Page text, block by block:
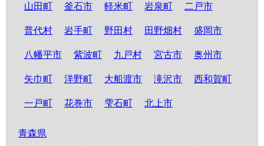
山田町 釜石市 軽米町 岩泉町 二戸市
普代村 岩手町 野田村 田野畑村 盛岡市
八幡平市 紫波町 九戸村 宮古市 奥州市
矢巾町 洋野町 大船渡市 滝沢市 西和賀町
一戸町 花巻市 雫石町 北上市
青森県